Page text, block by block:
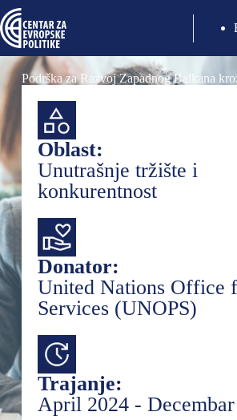
Podrška za Razvoj Zapadnog Balkana
Oblast:
Unutrašnje tržište i
konkurentnost
Donator:
United Nations Office
Services (UNOPS)
Trajanje:
April 2024 -